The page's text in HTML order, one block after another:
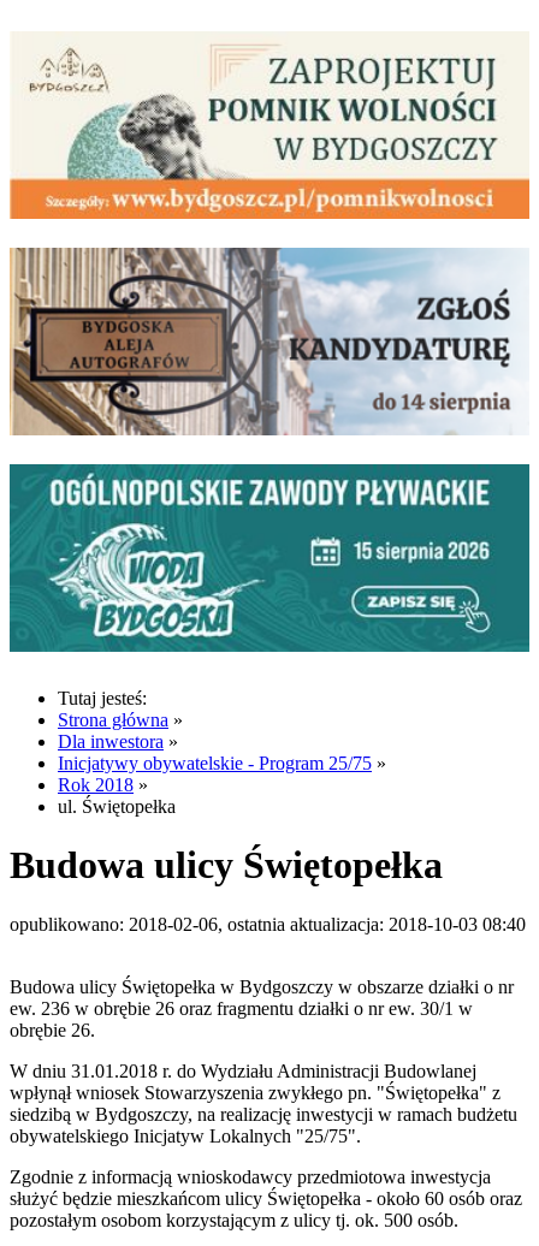
Tutaj jesteś:
Strona główna »
Dla inwestora »
Inicjatywy obywatelskie - Program 25/75 »
Rok 2018 »
ul. Świętopełka
Budowa ulicy Świętopełka
opublikowano: 2018-02-06, ostatnia aktualizacja: 2018-10-03 08:40
Budowa ulicy Świętopełka w Bydgoszczy w obszarze działki o nr
ew. 236 w obrębie 26 oraz fragmentu działki o nr ew. 30/1 w
obrębie 26.
W dniu 31.01.2018 r. do Wydziału Administracji Budowlanej
wpłynął wniosek Stowarzyszenia zwykłego pn. "Świętopełka" z
siedzibą w Bydgoszczy, na realizację inwestycji w ramach budżetu
obywatelskiego Inicjatyw Lokalnych "25/75".
Zgodnie z informacją wnioskodawcy przedmiotowa inwestycja
służyć będzie mieszkańcom ulicy Świętopełka - około 60 osób oraz
pozostałym osobom korzystającym z ulicy tj. ok. 500 osób.